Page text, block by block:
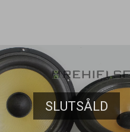
SLUTSÅLD